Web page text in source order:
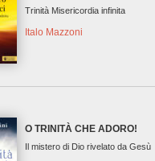
Trinità Misericordia infinita
Italo Mazzoni
O TRINITÀ CHE ADORO!
Il mistero di Dio rivelato da Gesù